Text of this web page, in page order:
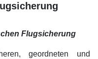
Flugsicherung
geordneten und